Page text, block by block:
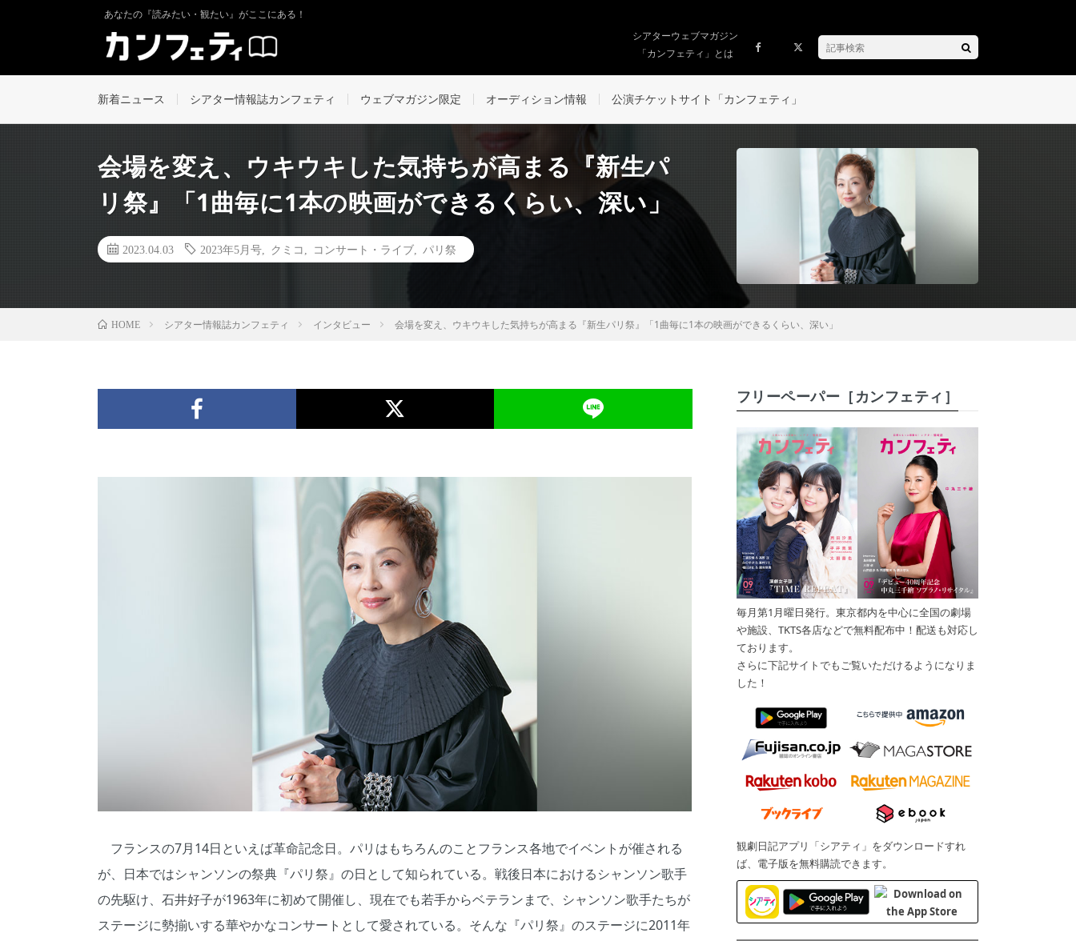
あなたの『読みたい・観たい』がここにある！
シアターウェブマガジン
「カンフェティ」とは
新着ニュース シアター情報誌カンフェティ ウェブマガジン限定 オーディション情報 公演チケットサイト「カンフェティ」
会場を変え、ウキウキした気持ちが高まる『新生パ
リ祭』「1曲毎に1本の映画ができるくらい、深い」
2023.04.03 2023年5月号 クミコ コンサート・ライブ パリ祭
HOME シアター情報誌カンフェティ インタビュー 会場を変え、ウキウキした気持ちが高まる『新生パリ祭』「1曲毎に1本の映画ができるくらい、深い」
フランスの7月14日といえば革命記念日。パリはもちろんのことフランス各地でイベントが催される
が、日本ではシャンソンの祭典『パリ祭』の日として知られている。戦後日本におけるシャンソン歌手
の先駆け、石井好子が1963年に初めて開催し、現在でも若手からベテランまで、シャンソン歌手たちが
ステージに勢揃いする華やかなコンサートとして愛されている。そんな『パリ祭』のステージに2011年
フリーペーパー［カンフェティ］
毎月第1月曜日発行。東京都内を中心に全国の劇場
や施設、TKTS各店などで無料配布中！配送も対応し
ております。
さらに下記サイトでもご覧いただけるようになりま
した！
観劇日記アプリ「シアティ」をダウンロードすれ
ば、電子版を無料購読できます。